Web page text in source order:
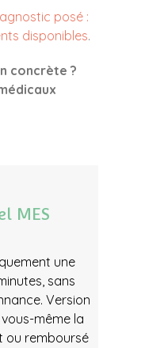
posé :
disponibles.
concrète ?
MES
une
sans
Version
même la
ou remboursé